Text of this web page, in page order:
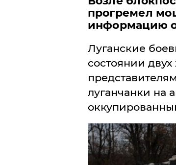
прогремел
информацию
Луганские
состоянии
луганчанки на